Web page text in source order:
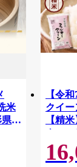
米
産
【令
クイー
【精
クィ
もち